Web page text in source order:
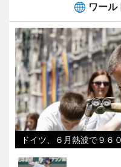
ワール
ドイツ、６月熱波で９６